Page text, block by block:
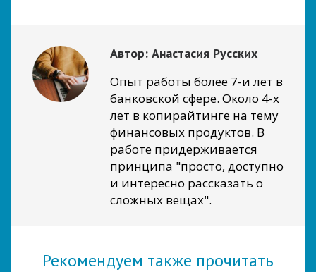
Автор: Анастасия Русских
Опыт работы более 7-и лет в
банковской сфере. Около 4-х
лет в копирайтинге на тему
финансовых продуктов. В
работе придерживается
принципа "просто, доступно
и интересно рассказать о
сложных вещах".
Рекомендуем также прочитать